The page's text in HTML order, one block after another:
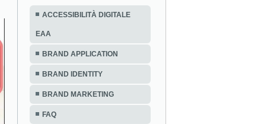
ACCESSIBILITÀ DIGITALE
EAA
BRAND APPLICATION
BRAND IDENTITY
BRAND MARKETING
FAQ